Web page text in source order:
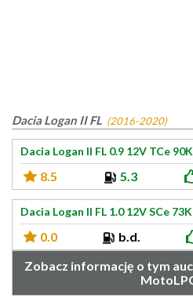
Dacia Logan II FL (2016-2020)
Dacia Logan II FL 0.9 12V TCe
8.5 5.3
Dacia Logan II FL 1.0 12V SCe
0.0 b.d.
Zobacz informację o tym